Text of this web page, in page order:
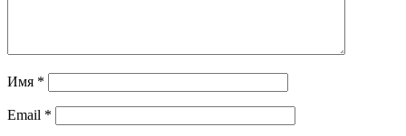
Имя *
Email *